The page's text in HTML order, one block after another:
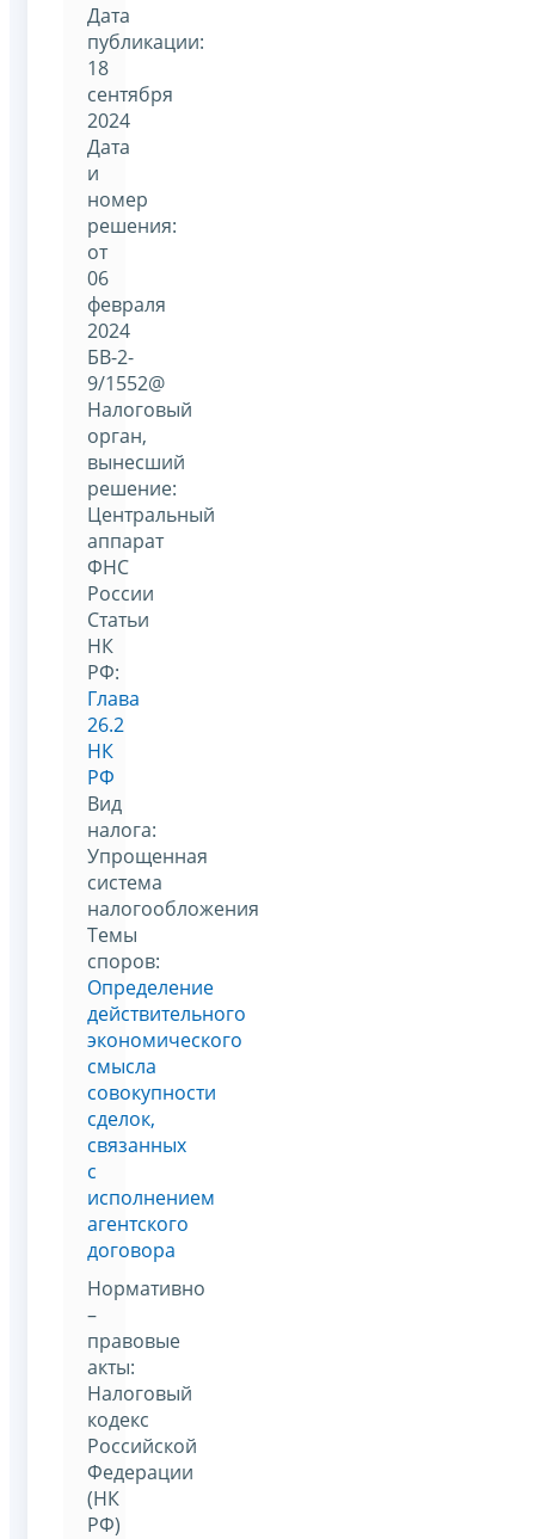
Дата
публикации:
18
сентября
2024
Дата
и
номер
решения:
от
06
февраля
2024
БВ-2-
9/1552@
Налоговый
орган,
вынесший
решение:
Центральный
аппарат
ФНС
России
Статьи
НК
РФ:
Глава
26.2
НК
РФ
Вид
налога:
Упрощенная
система
налогообложения
Темы
споров:
Определение
действительного
экономического
смысла
совокупности
сделок,
связанных
с
исполнением
агентского
договора
Нормативно
–
правовые
акты:
Налоговый
кодекс
Российской
Федерации
(НК
РФ)